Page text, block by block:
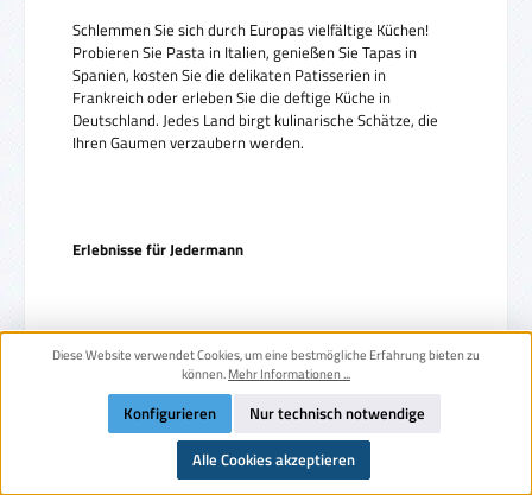
Schlemmen Sie sich durch Europas vielfältige Küchen!
Probieren Sie Pasta in Italien, genießen Sie Tapas in
Spanien, kosten Sie die delikaten Patisserien in
Frankreich oder erleben Sie die deftige Küche in
Deutschland. Jedes Land birgt kulinarische Schätze, die
Ihren Gaumen verzaubern werden.
Erlebnisse für Jedermann
Ob Sie Geschichte und Architektur lieben, Abenteuer in
der Natur suchen oder einfach nur entspannen möchten,
Europa bietet für jeden Reisenden das passende Erlebnis.
Erkunden Sie die charmanten Dörfer der Provence,
entdecken Sie die mystischen Schlösser im Rheintal oder
lassen Sie sich von der pulsierenden Energie der
Metropolen mitreißen.
Diese Website verwendet Cookies, um eine bestmögliche Erfahrung bieten zu
können.Mehr Informationen ...
Nur technisch notwendige
Konfigurieren
Alle Cookies akzeptieren